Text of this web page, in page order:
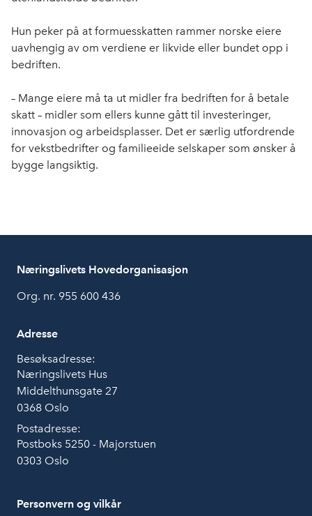
Hun peker på at formuesskatten rammer norske eiere
uavhengig av om verdiene er likvide eller bundet opp i
bedriften.
– Mange eiere må ta ut midler fra bedriften for å betale
skatt – midler som ellers kunne gått til investeringer,
innovasjon og arbeidsplasser. Det er særlig utfordrende
for vekstbedrifter og familieeide selskaper som ønsker å
bygge langsiktig.
Næringslivets Hovedorganisasjon
Org. nr. 955 600 436
Adresse
Besøksadresse:
Næringslivets Hus
Middelthunsgate 27
0368 Oslo
Postadresse:
Postboks 5250 - Majorstuen
0303 Oslo
Personvern og vilkår